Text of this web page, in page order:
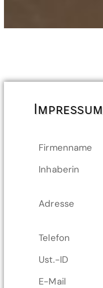
Impressum
Firmenname
Inhaberin
Adresse
Telefon
Ust.-ID
E-Mail